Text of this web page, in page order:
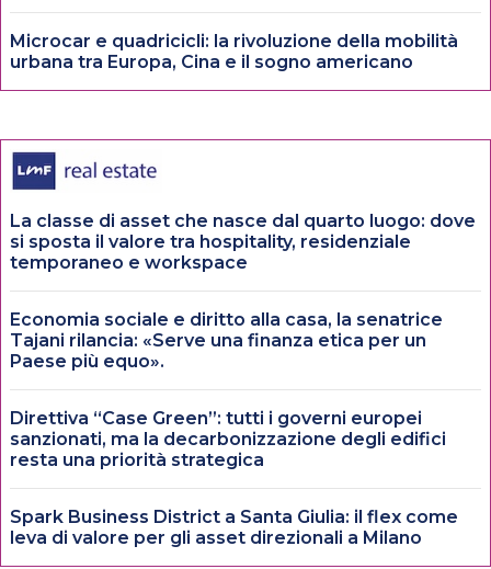
Microcar e quadricicli: la rivoluzione della mobilità
urbana tra Europa, Cina e il sogno americano
La classe di asset che nasce dal quarto luogo: dove
si sposta il valore tra hospitality, residenziale
temporaneo e workspace
Economia sociale e diritto alla casa, la senatrice
Tajani rilancia: «Serve una finanza etica per un
Paese più equo».
Direttiva “Case Green”: tutti i governi europei
sanzionati, ma la decarbonizzazione degli edifici
resta una priorità strategica
Spark Business District a Santa Giulia: il flex come
leva di valore per gli asset direzionali a Milano